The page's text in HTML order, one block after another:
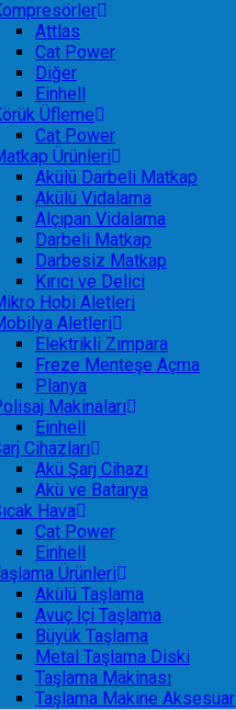
Attlas
Cat Power
Diğer
Einhell
Üfleme
Cat Power
Ürünleri
Akülü Darbeli Matkap
Akülü Vidalama
Alçıpan Vidalama
Darbeli Matkap
Darbesiz Matkap
Kırıcı ve Delici
Hobi Aletleri
Aletleri
Elektrikli Zımpara
Freze Menteşe Açma
Planya
Makinaları
Einhell
Cihazları
Akü Şarj Cihazı
Akü ve Batarya
Hava
Cat Power
Einhell
Ürünleri
Akülü Taşlama
Avuç İçi Taşlama
Büyük Taşlama
Metal Taşlama Diski
Taşlama Makinası
Taşlama Makine Aksesuar